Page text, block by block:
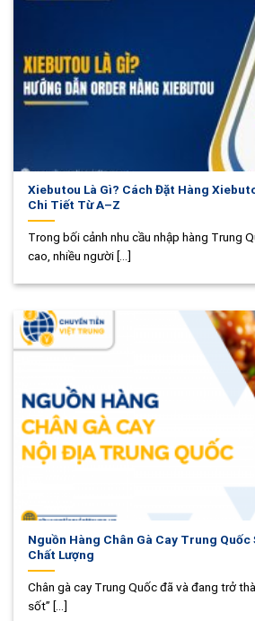
Xiebutou Là Gì? Cách Đặt Hàng
Chi Tiết Từ A–Z
Trong bối cảnh nhu cầu nhập hàng Trung
cao, nhiều người [...]
Nguồn Hàng Chân Gà Cay Trung Quốc
Chất Lượng
Chân gà cay Trung Quốc đã và đang trở
sốt” [...]